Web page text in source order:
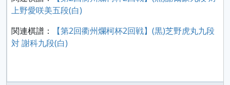
上野愛咲美五段(白)
関連棋譜：
【第2回衢州爛柯杯2回戦】(黒)芝野虎丸九段
対 謝科九段(白)